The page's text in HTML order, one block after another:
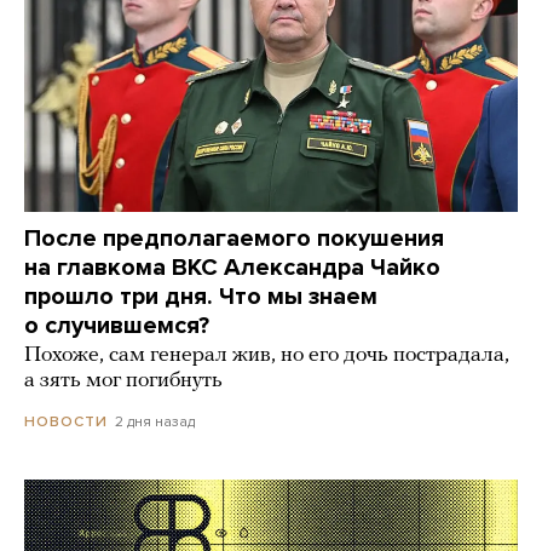
После предполагаемого покушения
на главкома ВКС Александра Чайко
прошло три дня. Что мы знаем
о случившемся?
Похоже, сам генерал жив, но его дочь пострадала,
а зять мог погибнуть
НОВОСТИ 2 дня назад